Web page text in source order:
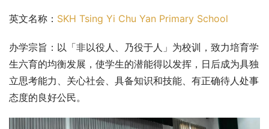
英文名称： SKH Tsing Yi Chu Yan Primary School
办学宗旨：以「非以役人、乃役于人」为校训，致力培育学
生六育的均衡发展，使学生的潜能得以发挥，日后成为具独
立思考能力、关心社会、具备知识和技能、有正确待人处事
态度的良好公民。